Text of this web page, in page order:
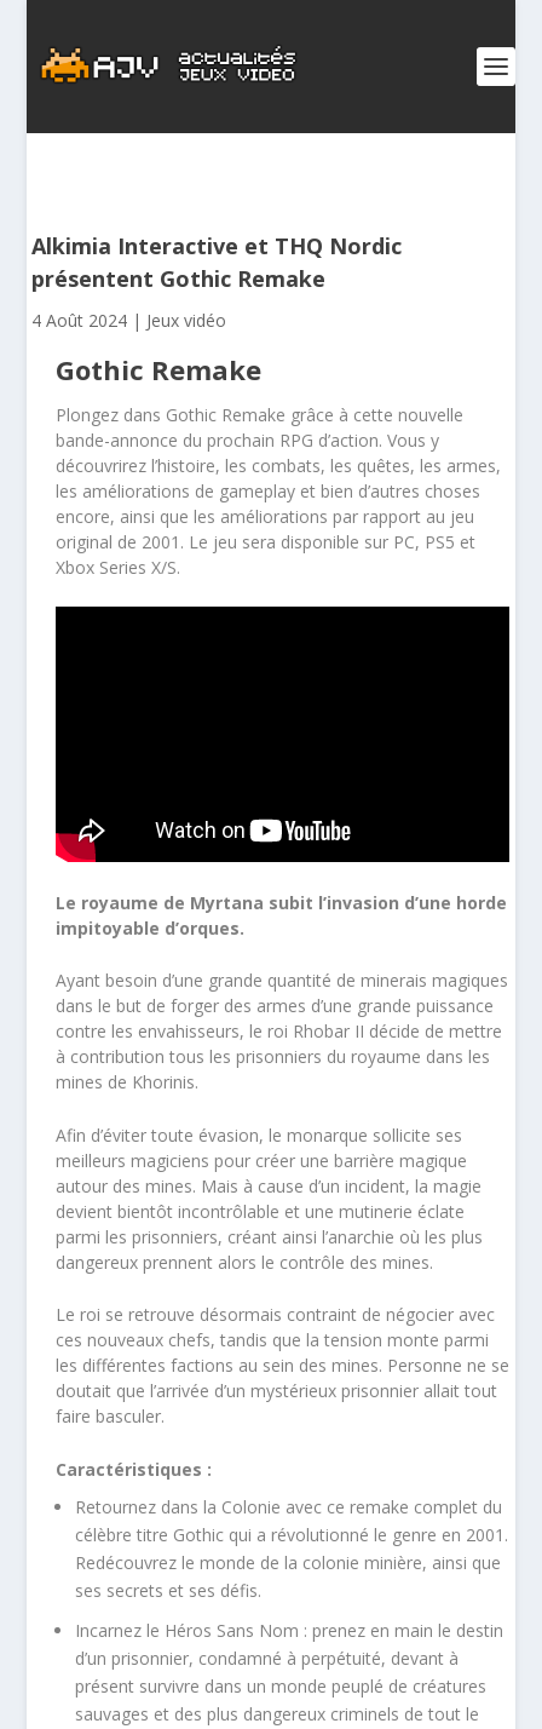
Alkimia Interactive et THQ Nordic
présentent Gothic Remake
4 Août 2024 | Jeux vidéo
Gothic Remake
Plongez dans Gothic Remake grâce à cette nouvelle
bande-annonce du prochain RPG d’action. Vous y
découvrirez l’histoire, les combats, les quêtes, les armes,
les améliorations de gameplay et bien d’autres choses
encore, ainsi que les améliorations par rapport au jeu
original de 2001. Le jeu sera disponible sur PC, PS5 et
Xbox Series X/S.
Le royaume de Myrtana subit l’invasion d’une horde
impitoyable d’orques.
Ayant besoin d’une grande quantité de minerais magiques
dans le but de forger des armes d’une grande puissance
contre les envahisseurs, le roi Rhobar II décide de mettre
à contribution tous les prisonniers du royaume dans les
mines de Khorinis.
Afin d’éviter toute évasion, le monarque sollicite ses
meilleurs magiciens pour créer une barrière magique
autour des mines. Mais à cause d’un incident, la magie
devient bientôt incontrôlable et une mutinerie éclate
parmi les prisonniers, créant ainsi l’anarchie où les plus
dangereux prennent alors le contrôle des mines.
Le roi se retrouve désormais contraint de négocier avec
ces nouveaux chefs, tandis que la tension monte parmi
les différentes factions au sein des mines. Personne ne se
doutait que l’arrivée d’un mystérieux prisonnier allait tout
faire basculer.
Caractéristiques :
Retournez dans la Colonie avec ce remake complet du
célèbre titre Gothic qui a révolutionné le genre en 2001.
Redécouvrez le monde de la colonie minière, ainsi que
ses secrets et ses défis.
Incarnez le Héros Sans Nom : prenez en main le destin
d’un prisonnier, condamné à perpétuité, devant à
présent survivre dans un monde peuplé de créatures
sauvages et des plus dangereux criminels de tout le